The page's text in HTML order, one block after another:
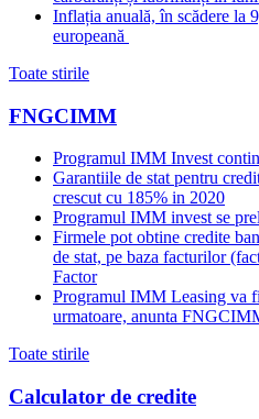
Inflația anuală, în scădere la
europeană
Toate stirile
FNGCIMM
Programul IMM Invest
Garantiile de stat pentru
crescut cu 185% in 2020
Programul IMM invest se
Firmele pot obtine credite
de stat, pe baza facturilor
Factor
Programul IMM Leasing va
urmatoare, anunta
Toate stirile
Calculator de credite